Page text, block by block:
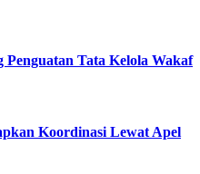
Tata Kelola Wakaf
Koordinasi Lewat Apel